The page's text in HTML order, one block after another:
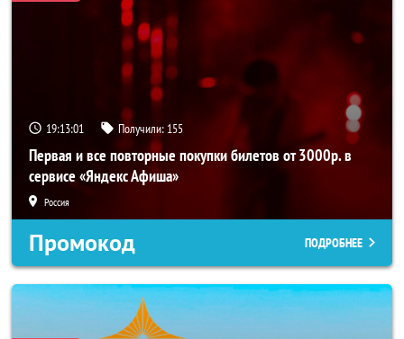
19:13:00 Получили: 155
Первая и все повторные покупки билетов от 3000р. в
сервисе «Яндекс Афиша»
Россия
Промокод ПОДРОБНЕЕ